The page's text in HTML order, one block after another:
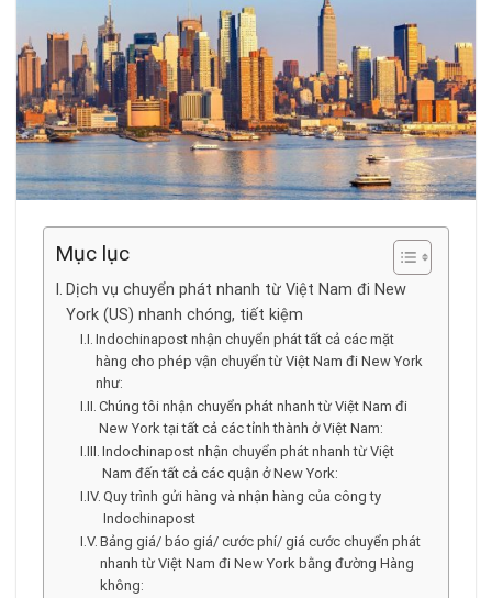
Mục lục
Dịch vụ chuyển phát nhanh từ Việt Nam đi New
York (US) nhanh chóng, tiết kiệm
Indochinapost nhận chuyển phát tất cả các mặt
hàng cho phép vận chuyển từ Việt Nam đi New York
như:
Chúng tôi nhận chuyển phát nhanh từ Việt Nam đi
New York tại tất cả các tỉnh thành ở Việt Nam:
Indochinapost nhận chuyển phát nhanh từ Việt
Nam đến tất cả các quận ở New York:
Quy trình gửi hàng và nhận hàng của công ty
Indochinapost
Bảng giá/ báo giá/ cước phí/ giá cước chuyển phát
nhanh từ Việt Nam đi New York bằng đường Hàng
không: